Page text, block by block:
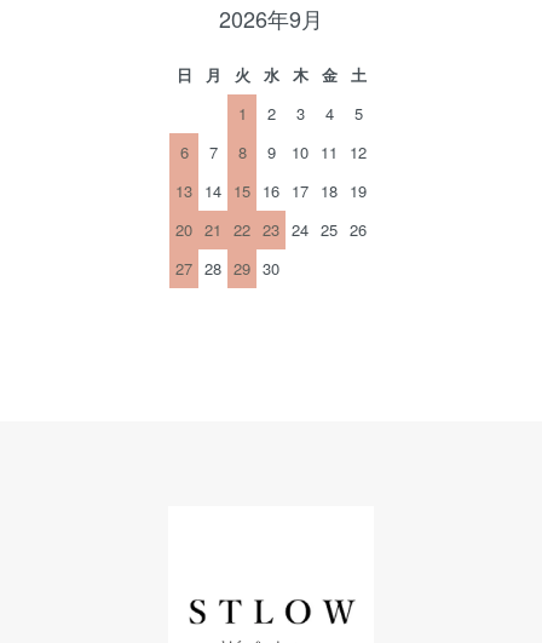
2026年9月
日 月 火 水 木 金
土
1
2 3 4
5
6
7 8 9 10 11
12
13 14 15 16 17 18 19
20 21 22 23 24 25 26
27 28 29 30